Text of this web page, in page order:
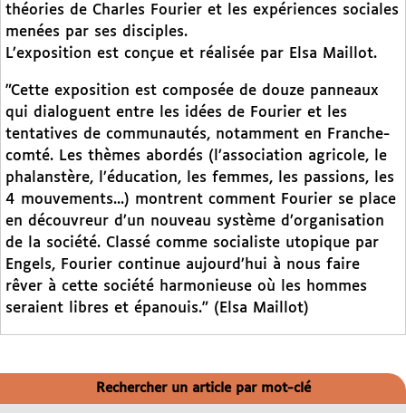
théories de Charles Fourier et les expériences sociales
menées par ses disciples.
L’exposition est conçue et réalisée par Elsa Maillot.
"Cette exposition est composée de douze panneaux
qui dialoguent entre les idées de Fourier et les
tentatives de communautés, notamment en Franche-
comté. Les thèmes abordés (l’association agricole, le
phalanstère, l’éducation, les femmes, les passions, les
4 mouvements...) montrent comment Fourier se place
en découvreur d’un nouveau système d’organisation
de la société. Classé comme socialiste utopique par
Engels, Fourier continue aujourd’hui à nous faire
rêver à cette société harmonieuse où les hommes
seraient libres et épanouis." (Elsa Maillot)
Rechercher un article par mot-clé